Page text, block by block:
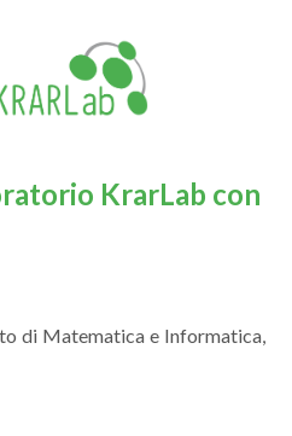
KrarLab con
di Matematica e Informatica,